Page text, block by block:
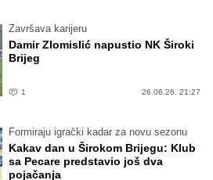
Završava karijeru
Damir Zlomislić napustio NK Široki
Brijeg
1 26.06.26. 21:27
Formiraju igrački kadar za novu sezonu
Kakav dan u Širokom Brijegu: Klub
sa Pecare predstavio još dva
pojačanja